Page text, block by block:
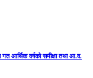
गत आर्थिक वर्षको समीक्षा तथा आ.व.